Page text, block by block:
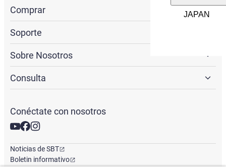
Comprar
Soporte
Sobre Nosotros
Consulta
Conéctate con nosotros
Noticias de SBT
Boletin informativo